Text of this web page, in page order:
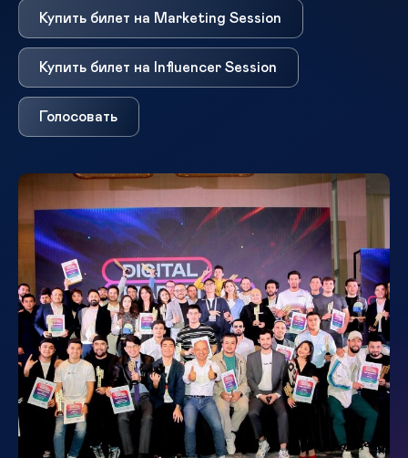
Купить билет на Marketing Session
Купить билет на Influencer Session
Голосовать